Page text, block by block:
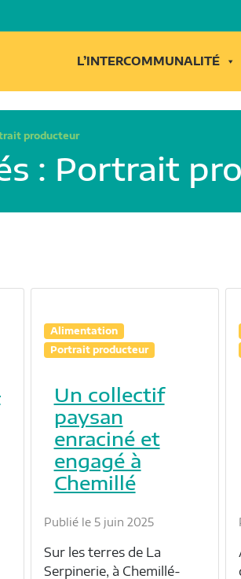
L’INTERCOMMUNALITÉ
producteur
: Portrait
Alimentation
Portrait producteur
Un collectif
paysan
enraciné et
engagé à
Chemillé
Publié le 5 juin 2025
Sur les terres de La
Serpinerie, à Chemillé-